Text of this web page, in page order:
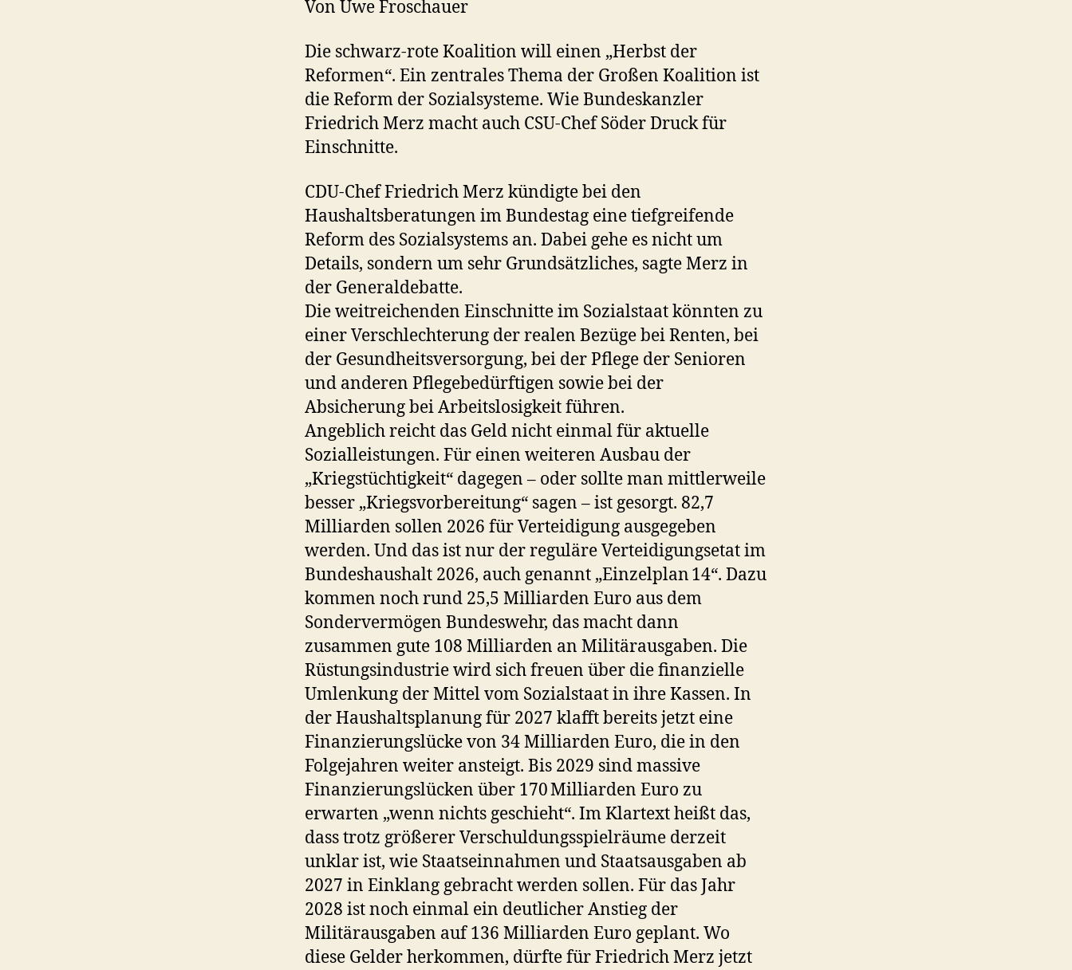
Von Uwe Froschauer
Die schwarz-rote Koalition will einen „Herbst der
Reformen“. Ein zentrales Thema der Großen Koalition ist
die Reform der Sozialsysteme. Wie Bundeskanzler
Friedrich Merz macht auch CSU-Chef Söder Druck für
Einschnitte.
CDU-Chef Friedrich Merz kündigte bei den
Haushaltsberatungen im Bundestag eine tiefgreifende
Reform des Sozialsystems an. Dabei gehe es nicht um
Details, sondern um sehr Grundsätzliches, sagte Merz in
der Generaldebatte.
Die weitreichenden Einschnitte im Sozialstaat könnten zu
einer Verschlechterung der realen Bezüge bei Renten, bei
der Gesundheitsversorgung, bei der Pflege der Senioren
und anderen Pflegebedürftigen sowie bei der
Absicherung bei Arbeitslosigkeit führen.
Angeblich reicht das Geld nicht einmal für aktuelle
Sozialleistungen. Für einen weiteren Ausbau der
„Kriegstüchtigkeit“ dagegen – oder sollte man mittlerweile
besser „Kriegsvorbereitung“ sagen – ist gesorgt. 82,7
Milliarden sollen 2026 für Verteidigung ausgegeben
werden. Und das ist nur der reguläre Verteidigungsetat im
Bundeshaushalt 2026, auch genannt „Einzelplan 14“. Dazu
kommen noch rund 25,5 Milliarden Euro aus dem
Sondervermögen Bundeswehr, das macht dann
zusammen gute 108 Milliarden an Militärausgaben. Die
Rüstungsindustrie wird sich freuen über die finanzielle
Umlenkung der Mittel vom Sozialstaat in ihre Kassen. In
der Haushaltsplanung für 2027 klafft bereits jetzt eine
Finanzierungslücke von 34 Milliarden Euro, die in den
Folgejahren weiter ansteigt. Bis 2029 sind massive
Finanzierungslücken über 170 Milliarden Euro zu
erwarten „wenn nichts geschieht“. Im Klartext heißt das,
dass trotz größerer Verschuldungsspielräume derzeit
unklar ist, wie Staatseinnahmen und Staatsausgaben ab
2027 in Einklang gebracht werden sollen. Für das Jahr
2028 ist noch einmal ein deutlicher Anstieg der
Militärausgaben auf 136 Milliarden Euro geplant. Wo
diese Gelder herkommen, dürfte für Friedrich Merz jetzt